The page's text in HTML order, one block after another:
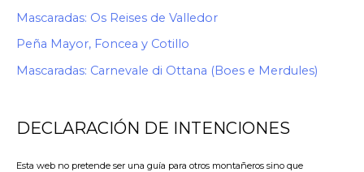
Mascaradas: Os Reises de Valledor
Peña Mayor, Foncea y Cotillo
Mascaradas: Carnevale di Ottana (Boes e Merdules)
DECLARACIÓN DE INTENCIONES
Esta web no pretende ser una guía para otros montañeros sino que